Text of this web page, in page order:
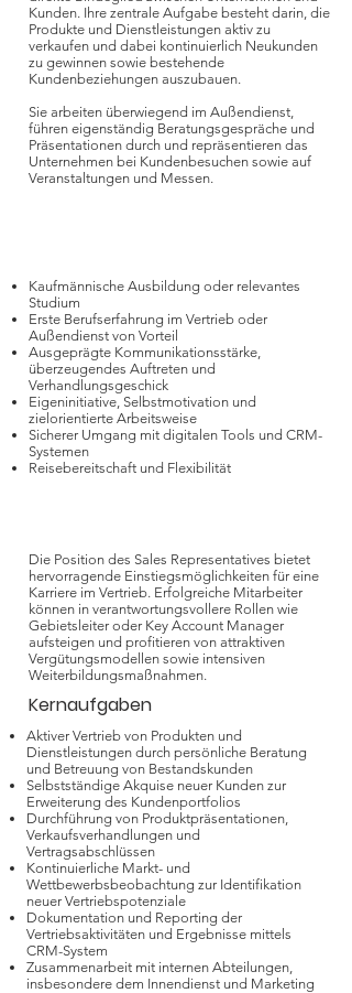
Kunden. Ihre zentrale Aufgabe besteht darin, die
Produkte und Dienstleistungen aktiv zu
verkaufen und dabei kontinuierlich Neukunden
zu gewinnen sowie bestehende
Kundenbeziehungen auszubauen.
Sie arbeiten überwiegend im Außendienst,
führen eigenständig Beratungsgespräche und
Präsentationen durch und repräsentieren das
Unternehmen bei Kundenbesuchen sowie auf
Veranstaltungen und Messen.
Kaufmännische Ausbildung oder relevantes
Studium
Erste Berufserfahrung im Vertrieb oder
Außendienst von Vorteil
Ausgeprägte Kommunikationsstärke,
überzeugendes Auftreten und
Verhandlungsgeschick
Eigeninitiative, Selbstmotivation und
zielorientierte Arbeitsweise
Sicherer Umgang mit digitalen Tools und CRM-
Systemen
Reisebereitschaft und Flexibilität
Die Position des Sales Representatives bietet
hervorragende Einstiegsmöglichkeiten für eine
Karriere im Vertrieb. Erfolgreiche Mitarbeiter
können in verantwortungsvollere Rollen wie
Gebietsleiter oder Key Account Manager
aufsteigen und profitieren von attraktiven
Vergütungsmodellen sowie intensiven
Weiterbildungsmaßnahmen.
Kernaufgaben
Aktiver Vertrieb von Produkten und
Dienstleistungen durch persönliche Beratung
und Betreuung von Bestandskunden
Selbstständige Akquise neuer Kunden zur
Erweiterung des Kundenportfolios
Durchführung von Produktpräsentationen,
Verkaufsverhandlungen und
Vertragsabschlüssen
Kontinuierliche Markt- und
Wettbewerbsbeobachtung zur Identifikation
neuer Vertriebspotenziale
Dokumentation und Reporting der
Vertriebsaktivitäten und Ergebnisse mittels
CRM-System
Zusammenarbeit mit internen Abteilungen,
insbesondere dem Innendienst und Marketing